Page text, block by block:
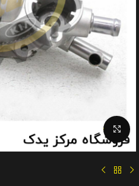
Click to enlarge